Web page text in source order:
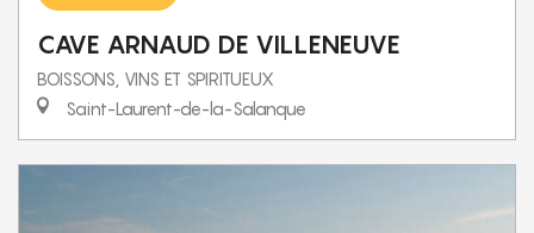
CAVE ARNAUD DE VILLENEUVE
BOISSONS, VINS ET SPIRITUEUX
Saint-Laurent-de-la-Salanque